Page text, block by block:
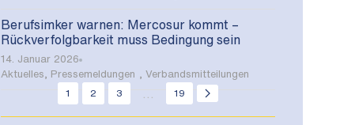
Berufsimker warnen: Mercosur kommt –
Rückverfolgbarkeit muss Bedingung sein
14. Januar 2026
Aktuelles
Pressemeldungen ,Verbandsmitteilungen
1
2 3 19